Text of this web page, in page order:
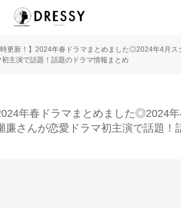
時更新！】2024年春ドラマまとめました◎2024年4月ス
主演で話題！話題のドラマ情報まとめ
年春ドラマまとめました◎2024
廉さんが恋愛ドラマ初主演で話題！